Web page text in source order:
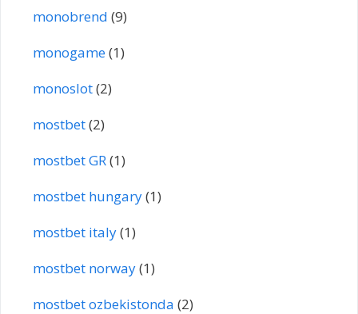
monobrend (9)
monogame(1)
monoslot(2)
mostbet(2)
mostbet GR(1)
mostbet hungary(1)
mostbet italy(1)
mostbet norway(1)
mostbet ozbekistonda (2)